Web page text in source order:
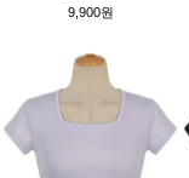
9,900원